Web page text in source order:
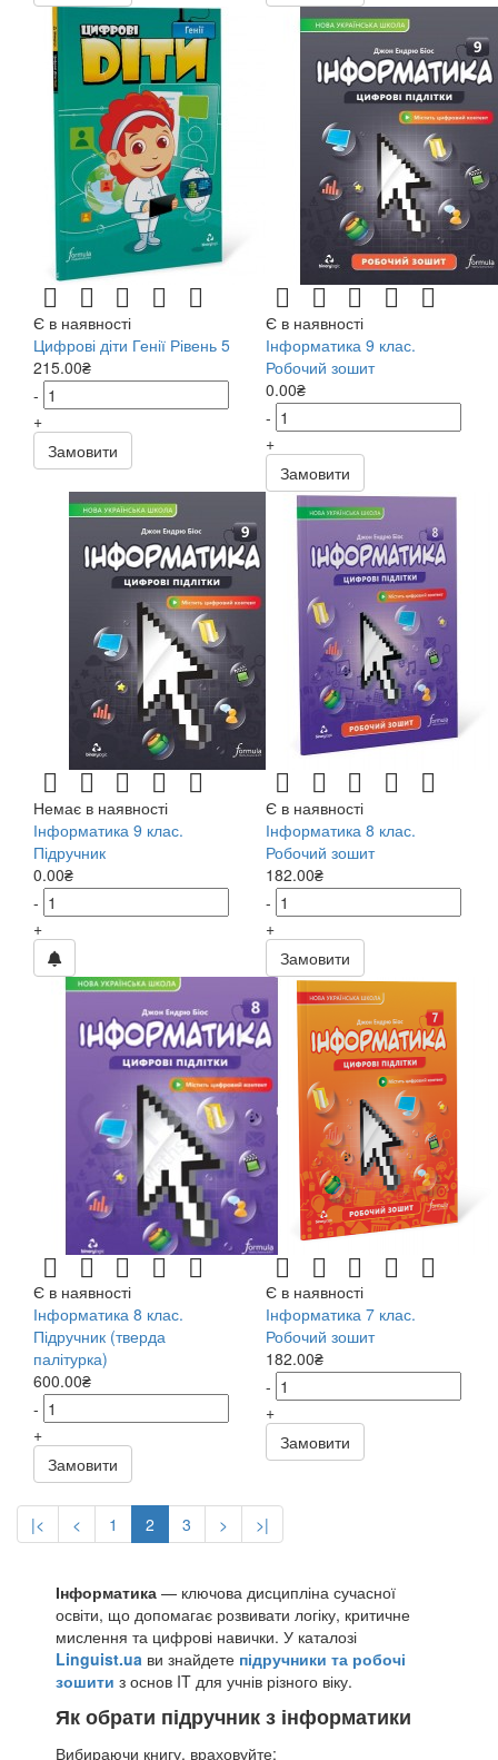
Є в наявності
Цифрові діти Генії Рівень 5
215.00₴
-
+
Замовити
Є в наявності
Інформатика 9 клас.
Робочий зошит
0.00₴
-
+
Замовити
Немає в наявності
Інформатика 9 клас.
Підручник
0.00₴
-
+
Є в наявності
Інформатика 8 клас.
Робочий зошит
182.00₴
-
+
Замовити
Є в наявності
Інформатика 8 клас.
Підручник (тверда
палітурка)
600.00₴
-
+
Замовити
Є в наявності
Інформатика 7 клас.
Робочий зошит
182.00₴
-
+
Замовити
|< < 1 2 3 > >|
Інформатика — ключова дисципліна сучасної
освіти, що допомагає розвивати логіку, критичне
мислення та цифрові навички. У каталозі
Linguist.ua ви знайдете підручники та робочі
зошити з основ IT для учнів різного віку.
Як обрати підручник з інформатики
Вибираючи книгу, враховуйте: